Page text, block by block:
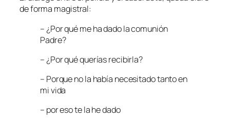
de forma magistral:
– ¿Por qué me ha dado la comunión
Padre?
– ¿Por qué querías recibirla?
– Porque no la había necesitado tanto en
mi vida
– por eso te la he dado